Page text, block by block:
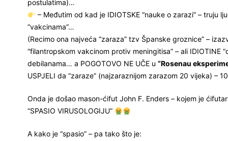
postulatima)…
– Međutim od kad je IDIOTSKE “nauke o zarazi” – truju
“vakcinama”…
(Recimo ona najveća “zaraza” tzv Španske groznice” –
“filantropskom vakcinom protiv meningitisa” – ali IDIOTINE
debilanama… a POGOTOVO NE UČE u “Rosenau
USPJELI da “zaraze” (najzaraznijom zarazom 20 vijeka) –
Onda je došao mason-ćifut John F. Enders – kojem je
“SPASIO VIRUSOLOGIJU”
A kako je “spasio” – pa tako što je: